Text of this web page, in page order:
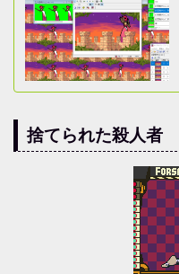
捨てられた殺人者